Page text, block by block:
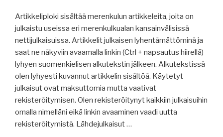
Artikkeliploki sisältää merenkulun artikkeleita, joita on
julkaistu useissa eri merenkulkualan kansainvälisissä
nettijulkaisuissa. Artikkelit julkaisen lyhentämättöminä ja
saat ne näkyviin avaamalla linkin (Ctrl + napsautus hiirellä)
lyhyen suomenkielisen alkutekstin jälkeen. Alkutekstissä
olen lyhyesti kuvannut artikkelin sisältöä. Käytetyt
julkaisut ovat maksuttomia mutta vaativat
rekisteröitymisen. Olen rekisteröitynyt kaikkiin julkaisuihin
omalla nimelläni eikä linkin avaaminen vaadi uutta
rekisteröitymistä. Lähdejulkaisut …